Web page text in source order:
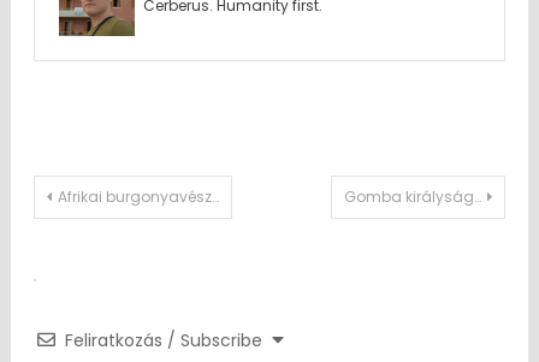
Cerberus. Humanity first.
Post
Afrikai burgonyavész… Gomba királyság…
Feliratkozás / Subscribe